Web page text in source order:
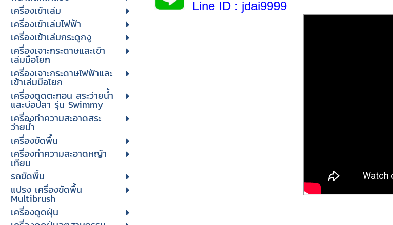
เครื่องเข้าเล่ม
เครื่องเข้าเล่มไฟฟ้า
เครื่องเข้าเล่มกระดูกงู
เครื่องเจาะกระดาษและเข้า
เล่มมือโยก
เครื่องเจาะกระดาษไฟฟ้าและ
เข้าเล่มมือโยก
เครื่องดูดตะกอน สระว่ายน้ำ
และบ่อปลา รุ่น Swimmy
เครื่องทำความสะอาดสระ
ว่ายน้ำ
เครื่องขัดพื้น
เครื่องทำความสะอาดหญ้า
เทียม
รถขัดพื้น
แปรง เครื่องขัดพื้น
Multibrush
เครื่องดูดฝุ่น
Line ID : jdai9999